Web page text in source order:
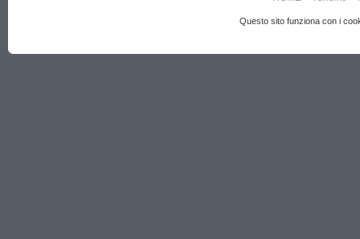
Questo sito funziona con i